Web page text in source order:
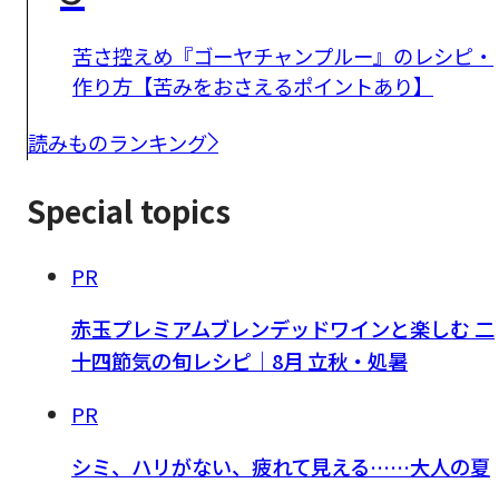
苦さ控えめ『ゴーヤチャンプルー』のレシピ・
作り方【苦みをおさえるポイントあり】
読みものランキング
Special topics
PR
赤玉プレミアムブレンデッドワインと楽しむ 二
十四節気の旬レシピ｜8月 立秋・処暑
PR
シミ、ハリがない、疲れて見える……大人の夏